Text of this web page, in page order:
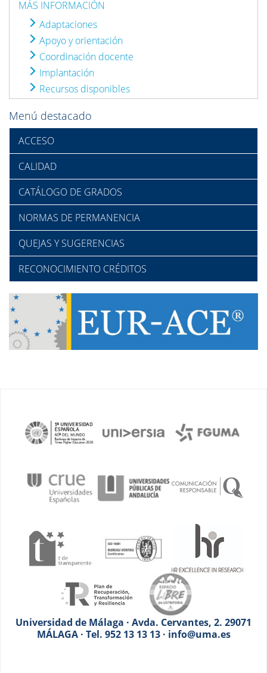
MÁS INFORMACIÓN
Adaptaciones
Apoyo y orientación
Coordinación docente
Implantación
Recursos disponibles
Menú destacado
ACCESO
CALIDAD
CATÁLOGO DE GRADOS
NORMAS DE PERMANENCIA
QUEJAS Y SUGERENCIAS
RECONOCIMIENTO CRÉDITOS
Universidad de Málaga · Avda. Cervantes, 2. 29071
MÁLAGA · Tel. 952 13 13 13 · info@uma.es